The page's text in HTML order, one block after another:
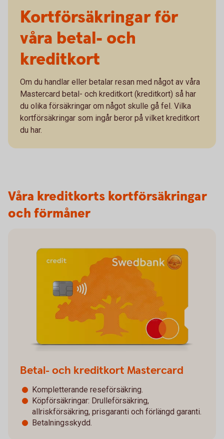
Kortförsäkringar för
våra betal- och
kreditkort
Om du handlar eller betalar resan med något av våra
Mastercard betal- och kreditkort (kreditkort) så har
du olika försäkringar om något skulle gå fel. Vilka
kortförsäkringar som ingår beror på vilket kreditkort
du har.
Våra kreditkorts kortförsäkringar
och förmåner
Betal- och kreditkort Mastercard
Kompletterande reseförsäkring.
Köpförsäkringar: Drulleförsäkring,
allriskförsäkring, prisgaranti och förlängd garanti.
Betalningsskydd.